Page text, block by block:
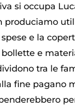
si occupa
produciamo
e la
e
tra le
fine pagano